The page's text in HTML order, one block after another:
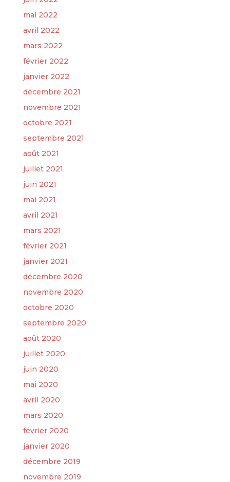
mai 2022
avril 2022
mars 2022
février 2022
janvier 2022
décembre 2021
novembre 2021
octobre 2021
septembre 2021
août 2021
juillet 2021
juin 2021
mai 2021
avril 2021
mars 2021
février 2021
janvier 2021
décembre 2020
novembre 2020
octobre 2020
septembre 2020
août 2020
juillet 2020
juin 2020
mai 2020
avril 2020
mars 2020
février 2020
janvier 2020
décembre 2019
novembre 2019